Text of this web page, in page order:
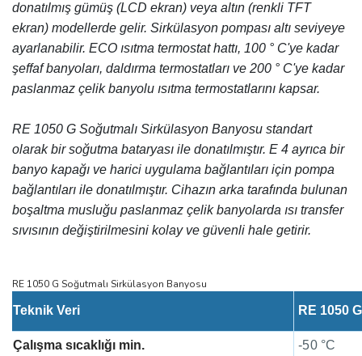
donatılmış gümüş (LCD ekran) veya altın (renkli TFT
ekran) modellerde gelir. Sirkülasyon pompası altı seviyeye
ayarlanabilir. ECO ısıtma termostat hattı, 100 ° C'ye kadar
şeffaf banyoları, daldırma termostatları ve 200 ° C'ye kadar
paslanmaz çelik banyolu ısıtma termostatlarını kapsar.
RE 1050 G Soğutmalı Sirkülasyon Banyosu standart
olarak bir soğutma bataryası ile donatılmıştır. E 4 ayrıca bir
banyo kapağı ve harici uygulama bağlantıları için pompa
bağlantıları ile donatılmıştır. Cihazın arka tarafında bulunan
boşaltma musluğu paslanmaz çelik banyolarda ısı transfer
sıvısının değiştirilmesini kolay ve güvenli hale getirir.
RE 1050 G Soğutmalı Sirkülasyon Banyosu
Teknik Veri RE 1050 G
Çalışma sıcaklığı min. -50 °C